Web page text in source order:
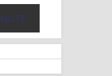
NOTE